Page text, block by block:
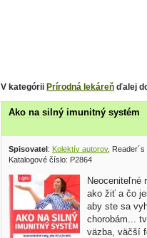
V kategórii Prírodná lekáreň ďalej
Ako na silný imunitný systém
Spisovatel: Kolektív autorov, Reader´s
Katalogové číslo: P2864
Neoceniteľné
ako žiť a čo
aby ste sa
chorobám...
väzba, väčší